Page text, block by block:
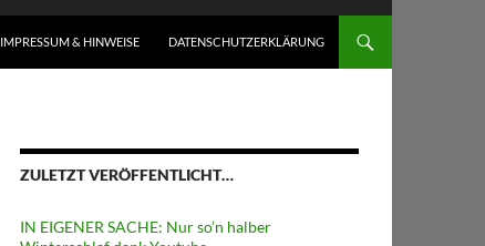
IMPRESSUM & HINWEISE DATENSCHUTZERKLÄRUNG
ZULETZT VERÖFFENTLICHT…
IN EIGENER SACHE: Nur so’n halber